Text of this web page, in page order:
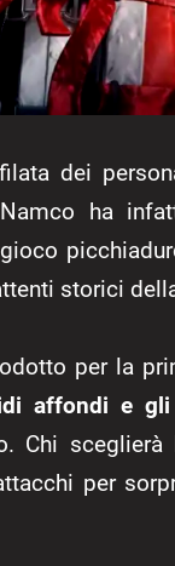
dei
ha
storici
per la
affondi e
Chi
per